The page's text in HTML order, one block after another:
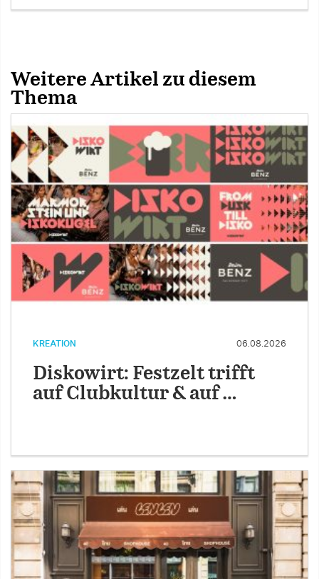
Weitere Artikel zu diesem
Thema
KREATION 06.08.2026
Diskowirt: Festzelt trifft
auf Clubkultur & auf …